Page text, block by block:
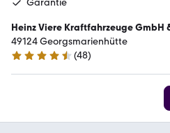
Garantie
Heinz Viere Kraftfahrzeuge GmbH
49124 Georgsmarienhütte
4.6 Sterne
(48)